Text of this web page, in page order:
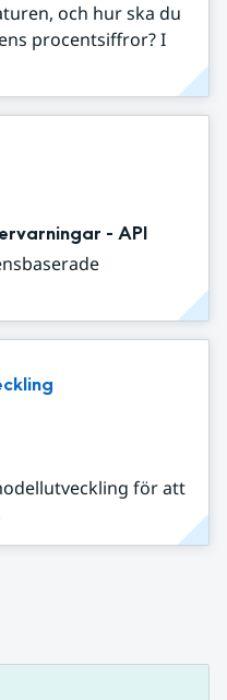
och hur ska du
procentsiffror? I
- API
för att